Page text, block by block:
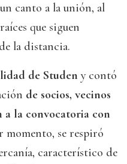
canto a la unión, al
que siguen
la distancia.
de Studen y contó
de socios, vecinos
a la convocatoria con
momento, se respiró
característico de